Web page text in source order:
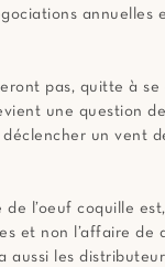
annuelles
pas, quitte à
une question de
un vent
l’oeuf coquille
et non l’affaire de
aussi les